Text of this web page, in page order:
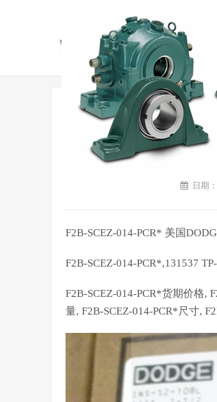
DODGE轴承
DODGE联
您的足迹：首页 > 美国DODGE轴承
F2B-SCEZ-014-
日期
F2B-SCEZ-014-PCR* 美国
F2B-SCEZ-014-PCR*,131537
F2B-SCEZ-014-PCR*货期价格,
量, F2B-SCEZ-014-PCR*尺寸,